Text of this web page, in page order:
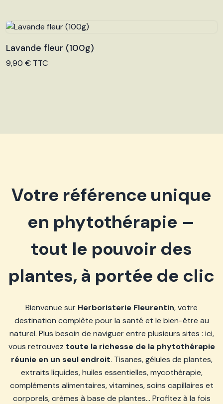
Voir le produit
Lavande fleur (100g)
9,90 € TTC
Votre référence unique
en phytothérapie –
tout le pouvoir des
plantes, à portée de clic
Bienvenue sur Herboristerie Fleurentin, votre
destination complète pour la santé et le bien-être au
naturel. Plus besoin de naviguer entre plusieurs sites : ici,
vous retrouvez toute la richesse de la phytothérapie
réunie en un seul endroit. Tisanes, gélules de plantes,
extraits liquides, huiles essentielles, mycothérapie,
compléments alimentaires, vitamines, soins capillaires et
corporels, crèmes à base de plantes… Profitez à la fois